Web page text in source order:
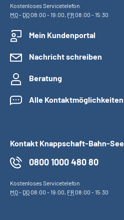
Kostenloses Servicetelefon
MO- DO08:00 - 19:00, FR08:00 - 15:30
Mein Kundenportal
Nachricht schreiben
Beratung
Alle Kontaktmöglichkeiten
Kontakt Knappschaft-Bahn-See
0800 1000 480 80
Kostenloses Servicetelefon
MO- DO08:00 - 19:00, FR08:00 - 15:30